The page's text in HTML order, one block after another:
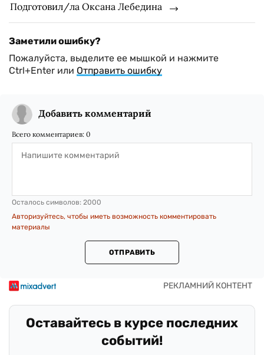
Подготовил/ла Оксана Лебедина
Заметили ошибку?
Пожалуйста, выделите ее мышкой и нажмите
Ctrl+Enter или Отправить ошибку
Добавить комментарий
Всего комментариев: 0
Осталось символов: 2000
Авторизуйтесь, чтобы иметь возможность комментировать
материалы
ОТПРАВИТЬ
Оставайтесь в курсе последних
событий!